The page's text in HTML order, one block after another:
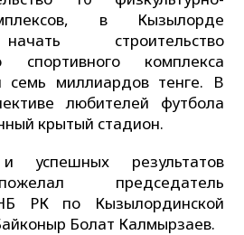
в Кызылорде
строительство
спортивного комплекса
семь миллиардов тенге. В
любителей футбола
крытый стадион.
успешных результатов
председатель
РК по Кызылординской
Болат Калмырзаев.